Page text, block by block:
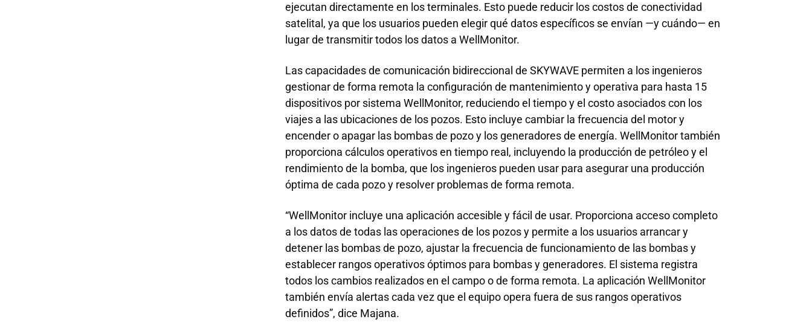
ejecutan directamente en los terminales. Esto puede reducir los costos de conectividad
satelital, ya que los usuarios pueden elegir qué datos específicos se envían —y cuándo— en
lugar de transmitir todos los datos a WellMonitor.
Las capacidades de comunicación bidireccional de SKYWAVE permiten a los ingenieros
gestionar de forma remota la configuración de mantenimiento y operativa para hasta 15
dispositivos por sistema WellMonitor, reduciendo el tiempo y el costo asociados con los
viajes a las ubicaciones de los pozos. Esto incluye cambiar la frecuencia del motor y
encender o apagar las bombas de pozo y los generadores de energía. WellMonitor también
proporciona cálculos operativos en tiempo real, incluyendo la producción de petróleo y el
rendimiento de la bomba, que los ingenieros pueden usar para asegurar una producción
óptima de cada pozo y resolver problemas de forma remota.
“WellMonitor incluye una aplicación accesible y fácil de usar. Proporciona acceso completo
a los datos de todas las operaciones de los pozos y permite a los usuarios arrancar y
detener las bombas de pozo, ajustar la frecuencia de funcionamiento de las bombas y
establecer rangos operativos óptimos para bombas y generadores. El sistema registra
todos los cambios realizados en el campo o de forma remota. La aplicación WellMonitor
también envía alertas cada vez que el equipo opera fuera de sus rangos operativos
definidos”, dice Majana.